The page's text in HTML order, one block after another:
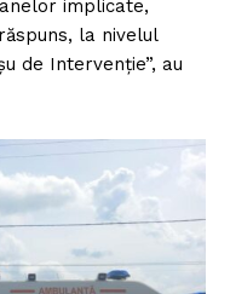
implicate,
la nivelul
de Intervenţie”, au